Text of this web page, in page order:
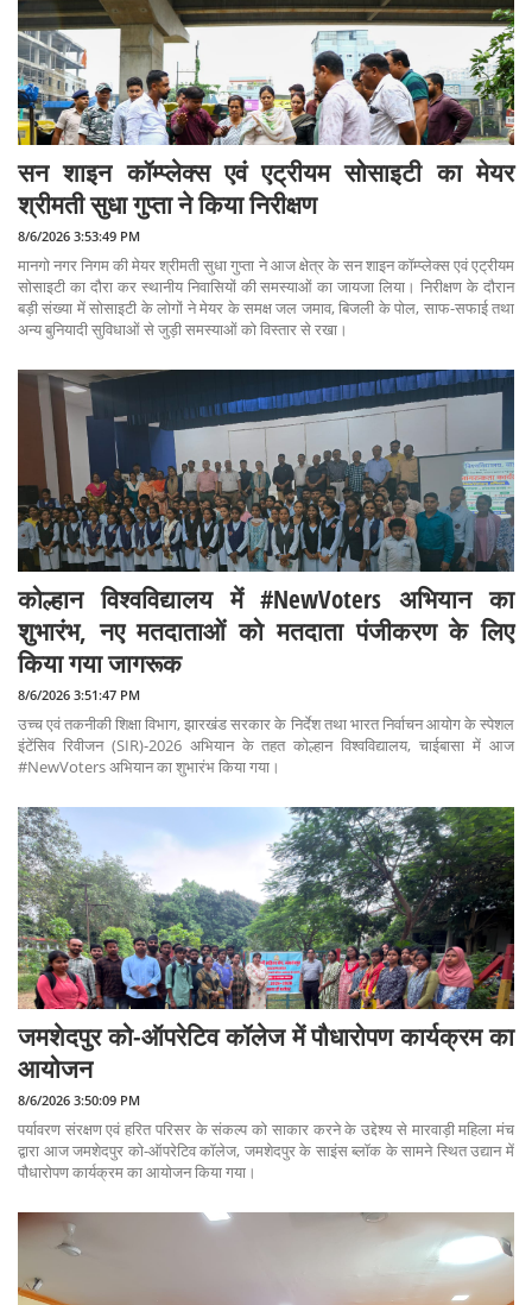
सन शाइन कॉम्प्लेक्स एवं एट्रीयम सोसाइटी का मेयर
श्रीमती सुधा गुप्ता ने किया निरीक्षण
8/6/2026 3:53:49 PM
मानगो नगर निगम की मेयर श्रीमती सुधा गुप्ता ने आज क्षेत्र के सन शाइन कॉम्प्लेक्स एवं एट्रीयम
सोसाइटी का दौरा कर स्थानीय निवासियों की समस्याओं का जायजा लिया। निरीक्षण के दौरान
बड़ी संख्या में सोसाइटी के लोगों ने मेयर के समक्ष जल जमाव, बिजली के पोल, साफ-सफाई तथा
अन्य बुनियादी सुविधाओं से जुड़ी समस्याओं को विस्तार से रखा।
कोल्हान विश्वविद्यालय में #NewVoters अभियान का
शुभारंभ, नए मतदाताओं को मतदाता पंजीकरण के लिए
किया गया जागरूक
8/6/2026 3:51:47 PM
उच्च एवं तकनीकी शिक्षा विभाग, झारखंड सरकार के निर्देश तथा भारत निर्वाचन आयोग के स्पेशल
इंटेंसिव रिवीजन (SIR)-2026 अभियान के तहत कोल्हान विश्वविद्यालय, चाईबासा में आज
#NewVoters अभियान का शुभारंभ किया गया।
जमशेदपुर को-ऑपरेटिव कॉलेज में पौधारोपण कार्यक्रम का
आयोजन
8/6/2026 3:50:09 PM
पर्यावरण संरक्षण एवं हरित परिसर के संकल्प को साकार करने के उद्देश्य से मारवाड़ी महिला मंच
द्वारा आज जमशेदपुर को-ऑपरेटिव कॉलेज, जमशेदपुर के साइंस ब्लॉक के सामने स्थित उद्यान में
पौधारोपण कार्यक्रम का आयोजन किया गया।